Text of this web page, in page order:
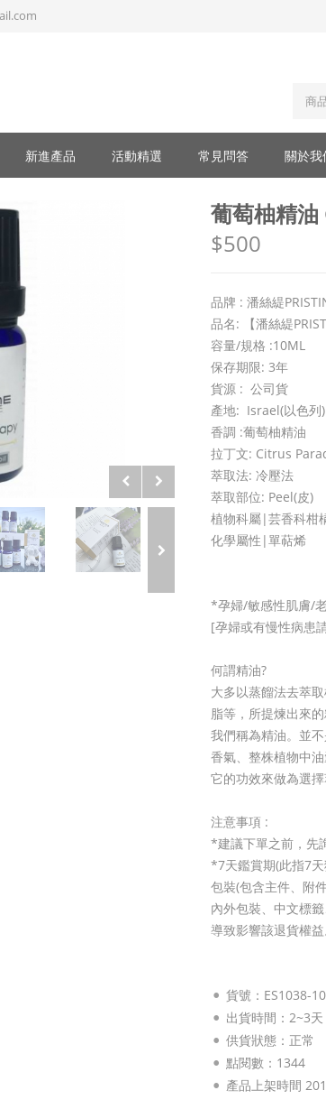
新進產品 活動精選 常見問答 關於我
葡萄柚精
$500
品牌 : 潘絲緹
品名: 【潘絲緹
容量/規格 :10ML
保存期限: 3年
貨源 : 公司貨
產地: Israel(以色列)
香調 :葡萄柚精油
拉丁文: Citrus
萃取法: 冷壓法
萃取部位: Peel(皮)
植物科屬|芸香科柑
化學屬性|單萜烯
*孕婦/敏感性肌膚/
[孕婦或有慢性病患
何謂精油?
大多以蒸餾法去萃
脂等，所提煉出來的
我們稱為精油。並
香氣、整株植物中
它的功效來做為選擇
注意事項 :
*建議下單之前，先
*7天鑑賞期(此指7
包裝(包含主件、附件
內外包裝、中文標
導致影響該退貨權益
貨號：ES1038-10
出貨時間：2~3天
供貨狀態： 正常
點閱數：1344
產品上架時間